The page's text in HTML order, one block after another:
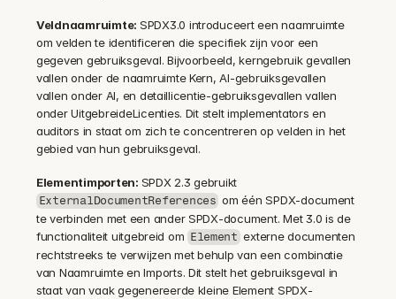
Veldnaamruimte: SPDX3.0 introduceert een naamruimte
om velden te identificeren die specifiek zijn voor een
gegeven gebruiksgeval. Bijvoorbeeld, kerngebruik gevallen
vallen onder de naamruimte Kern, AI-gebruiksgevallen
vallen onder AI, en detaillicentie-gebruiksgevallen vallen
onder UitgebreideLicenties. Dit stelt implementators en
auditors in staat om zich te concentreren op velden in het
gebied van hun gebruiksgeval.
Elementimporten:
ExternalDocumentReferences om één SPDX-document
te verbinden met een ander SPDX-document. Met 3.0 is de
functionaliteit uitgebreid om Element externe documenten
rechtstreeks te verwijzen met behulp van een combinatie
van Naamruimte en Imports. Dit stelt het gebruiksgeval in
staat van vaak gegenereerde kleine Element SPDX-